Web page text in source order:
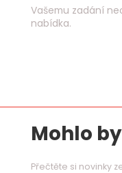
Vašemu zadání
nabídka.
Mohlo
Přečtěte si novinky